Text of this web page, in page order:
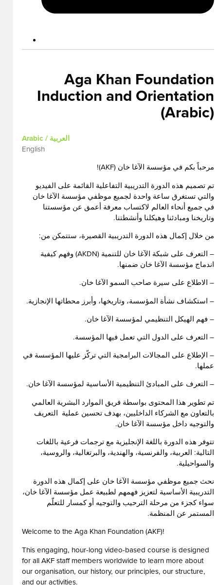
Aga Khan Foundation
Induction and Orientation
(Arabic)
Arabic / العربية
English
مرحباً بكم في مؤسسة الآغا خان (AKF)!
تم تصميم هذه الدورة التدريبية التفاعلية القائمة على الفيديو
والتي تستغرق ساعة واحدة لجميع موظفي مؤسسة الآغا خان
في جميع أنحاء العالم لاكتساب معرفة أعمق عن مؤسستنا
وتاريخنا ومبادئنا وهيكلنا وأنشطتنا.
من خلال إكمال هذه الدورة التدريبية القصيرة، ستتمكن من:
– التعرف على شبكة الآغا خان للتنمية (AKDN) وفهم كيفية
اندماج مؤسسة الآغا خان ضمنها.
– الاطلاع على سيرة صاحب السمو الآغا خان.
– استكشاف نشأة المؤسسة، وتاريخها، وأبرز محطاتها الإنجازية.
– فهم الهيكل التنظيمي لمؤسسة الآغا خان.
– التعرف على الدول التي تعمل فيها المؤسسة.
– الإطلاع على المجالات البرامجية التي تركّز عليها المؤسسة في
عملها.
– التعرف على المبادئ التنظيمية الأساسية لمؤسسة الآغا خان.
تم تطوير هذا المحتوى بواسطة فريق الموارد البشرية العالمي
بالتعاون مع الشركاء الداخليين، بهدف تحسين عملية التعريف
والتوجيه داخل مؤسسة الآغا خان.
تتوفر هذه الدورة باللغة الإنجليزية مع ترجمات فرعية باللغات
التالية: العربية، والفرنسية، والهندية، والبرتغالية، والروسية،
والسواحيلية.
نحث جميع موظفي مؤسسة الآغا خان على إكمال هذه الدورة
التدريبية الأساسية لتعزيز فهمهم لطبيعة عمل مؤسسة الآغا خان،
سواء كجزء من مرحلة الترحيب والتوجيه أو كمسار للتعلّم
المستمر عن المنظمة.
Welcome to the Aga Khan Foundation (AKF)!
This engaging, hour-long video-based course is designed
for all AKF staff members worldwide to learn more about
our organisation, our history, our principles, our structure,
and our activities.